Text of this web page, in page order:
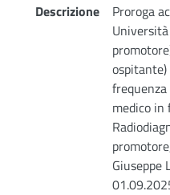
Descrizione
Proroga
medico in
Giuseppe